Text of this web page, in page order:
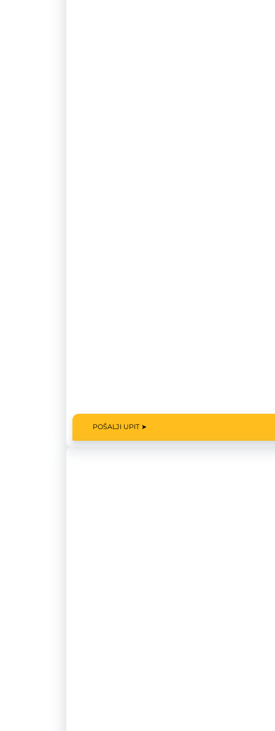
POŠALJI UPIT ➤